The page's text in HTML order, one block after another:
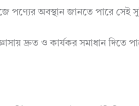
পণ্যের অবস্থান জানতে পারে সেই
দ্রুত ও কার্যকর সমাধান দিতে